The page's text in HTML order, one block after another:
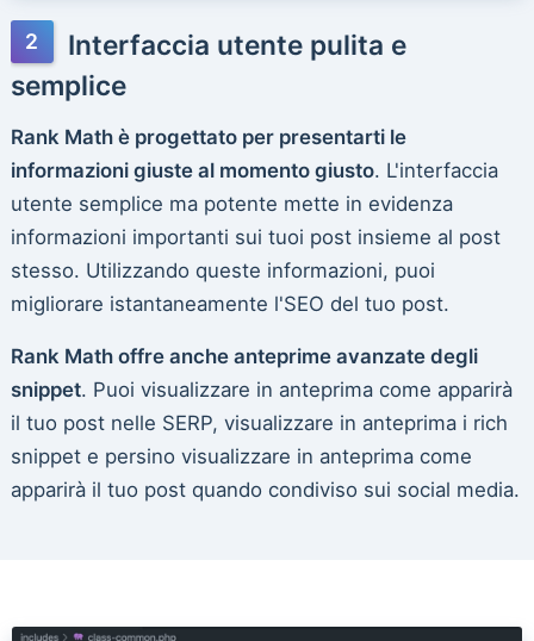
Interfaccia utente pulita e
semplice
Rank Math è progettato per presentarti le
informazioni giuste al momento giusto. L'interfaccia
utente semplice ma potente mette in evidenza
informazioni importanti sui tuoi post insieme al post
stesso. Utilizzando queste informazioni, puoi
migliorare istantaneamente l'SEO del tuo post.
Rank Math offre anche anteprime avanzate degli
snippet. Puoi visualizzare in anteprima come apparirà
il tuo post nelle SERP, visualizzare in anteprima i rich
snippet e persino visualizzare in anteprima come
apparirà il tuo post quando condiviso sui social media.